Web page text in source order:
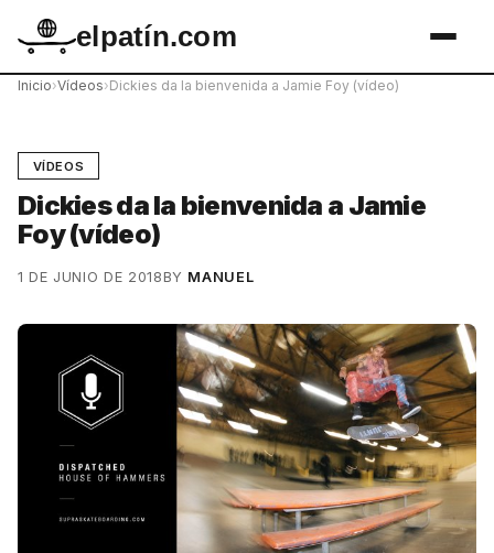
elpatín.com
Inicio›Vídeos›Dickies da la bienvenida a Jamie Foy (vídeo)
VÍDEOS
Dickies da la bienvenida a Jamie
Foy (vídeo)
1 DE JUNIO DE 2018BY MANUEL